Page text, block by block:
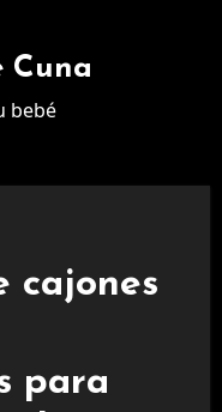
Cuna
bebé
cajones
para